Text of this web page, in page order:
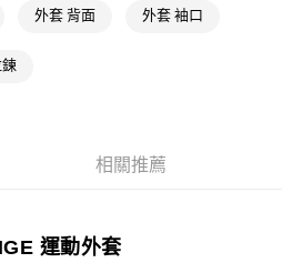
上)免運費
外套 背面 外套 袖口
鍊
相關推薦
運動外套